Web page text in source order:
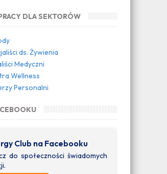
DLA SEKTORÓW
ds. Żywienia
Medyczni
Wellness
Personalni
Club na Facebooku
do społeczności świadomych